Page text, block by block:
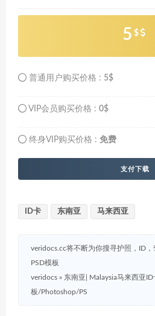
5 $
普通用户购买价格 : 5$
VIP会员购买价格 : 0$
终身VIP购买价格 : 免费
支付下载
ID卡 东南亚 马来西亚
veridocs.cc将不断为你搜寻护照，ID
PSD模板
veridocs » 东南亚| Malaysia马来西亚
板/Photoshop/PS